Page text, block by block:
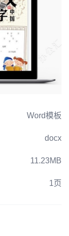
Word模板
docx
11.23MB
1页